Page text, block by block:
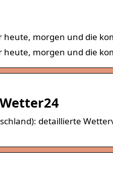
morgen und die
morgen und die
detaillierte